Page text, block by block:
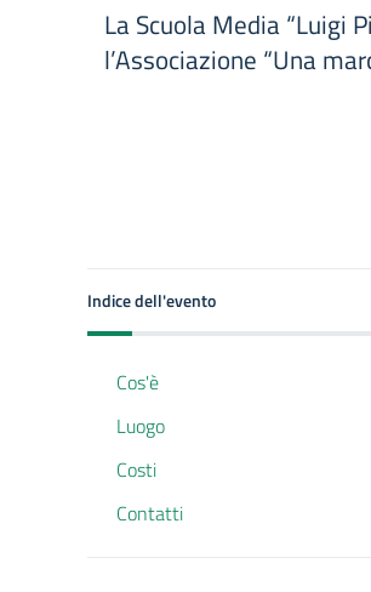
La Scuola Media “Luigi
l’Associazione “Una
Indice dell'evento
Cos'è
Luogo
Costi
Contatti